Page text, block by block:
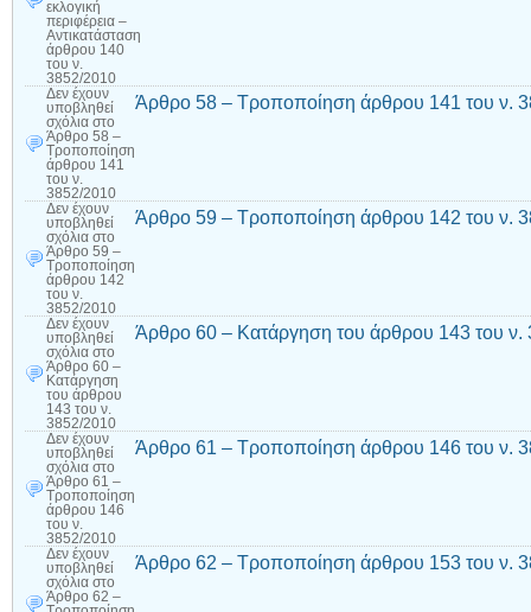
εκλογική
περιφέρεια –
Αντικατάσταση
άρθρου 140
του ν.
3852/2010
Δεν έχουν
υποβληθεί
σχόλια στο
Άρθρο 58 –
Τροποποίηση
άρθρου 141
του ν.
3852/2010
Άρθρο 58 – Τροποποίηση άρθρου 141 του ν.
Δεν έχουν
υποβληθεί
σχόλια στο
Άρθρο 59 –
Τροποποίηση
άρθρου 142
του ν.
3852/2010
Άρθρο 59 – Τροποποίηση άρθρου 142 του ν.
Δεν έχουν
υποβληθεί
σχόλια στο
Άρθρο 60 –
Κατάργηση
του άρθρου
143 του ν.
3852/2010
Άρθρο 60 – Κατάργηση του άρθρου 143 του ν.
Δεν έχουν
υποβληθεί
σχόλια στο
Άρθρο 61 –
Τροποποίηση
άρθρου 146
του ν.
3852/2010
Άρθρο 61 – Τροποποίηση άρθρου 146 του ν.
Δεν έχουν
υποβληθεί
σχόλια στο
Άρθρο 62 –
Άρθρο 62 – Τροποποίηση άρθρου 153 του ν.